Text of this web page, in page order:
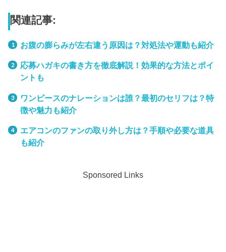
関連記事:
お腹の膨らみが左右違う原因は？対処法や運動も紹介
応募ハガキの書き方を徹底解説！効果的な方法とポイ
ントも
ワンピースのナレーションは誰？最初のセリフは？特
徴や魅力も紹介
エアコンのファンの取り外し方は？手順や必要な道具
も紹介
Sponsored Links